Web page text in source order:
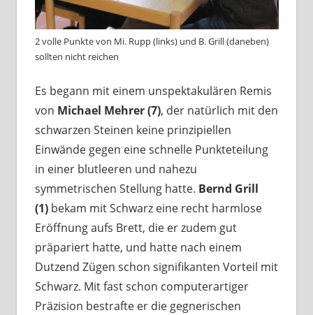
2 volle Punkte von Mi. Rupp (links) und B. Grill (daneben)
sollten nicht reichen
Es begann mit einem unspektakulären Remis
von Michael Mehrer (7), der natürlich mit den
schwarzen Steinen keine prinzipiellen
Einwände gegen eine schnelle Punkteteilung
in einer blutleeren und nahezu
symmetrischen Stellung hatte. Bernd Grill
(1) bekam mit Schwarz eine recht harmlose
Eröffnung aufs Brett, die er zudem gut
präpariert hatte, und hatte nach einem
Dutzend Zügen schon signifikanten Vorteil mit
Schwarz. Mit fast schon computerartiger
Präzision bestrafte er die gegnerischen